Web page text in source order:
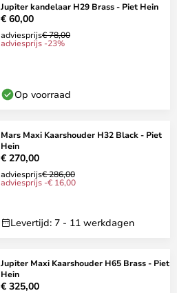
Jupiter kandelaar H29 Brass - Piet Hein
€ 60,00
adviesprijs€ 78,00
adviesprijs -23%
Op voorraad
Mars Maxi Kaarshouder H32 Black - Piet
Hein
€ 270,00
adviesprijs€ 286,00
adviesprijs -€ 16,00
Levertijd: 7 - 11 werkdagen
Jupiter Maxi Kaarshouder H65 Brass - Piet
Hein
€ 325,00